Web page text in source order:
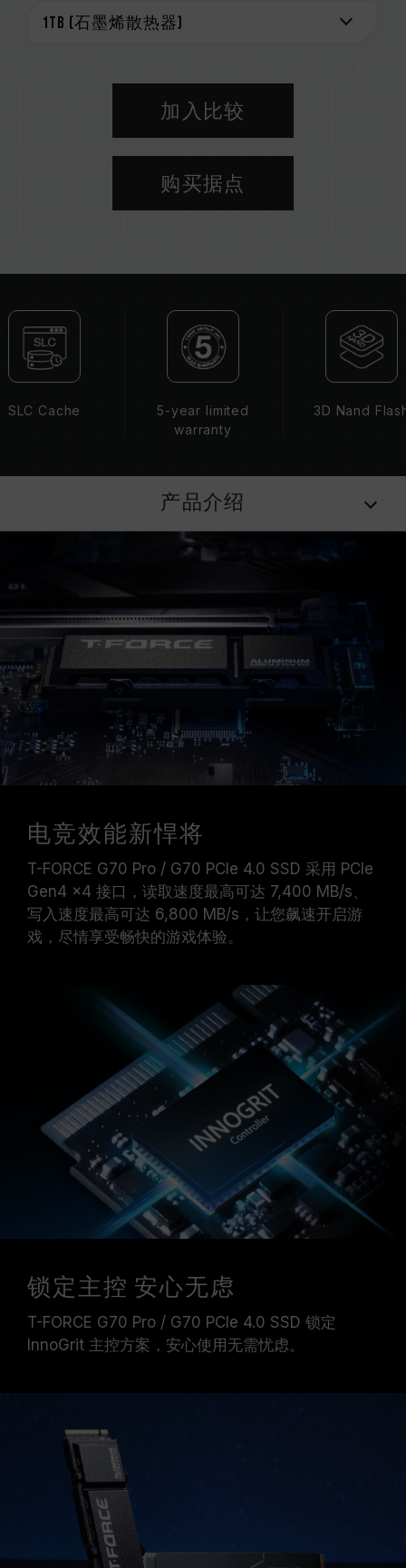
智慧健康监控大师
环保尖兵守护地球
台湾地区发明专利 (证书号 : I703921)
中国新型专利 (证书号 : CN 211019739 U)
S.M.A.R.T. 专利软件
加入比较
购买据点
SLC Cache
5-year limited
warranty
3D Nand
产品介绍
电竞效能新悍将
T-FORCE G70 Pro / G70 PCIe 4.0 SSD 采用 PCIe
Gen4 x4 接口，读取速度最高可达 7,400 MB/s、
写入速度最高可达 6,800 MB/s，让您飙速开启游
戏，尽情享受畅快的游戏体验。
锁定主控 安心无虑
T-FORCE G70 Pro / G70 PCIe 4.0 SSD 锁定
InnoGrit 主控方案，安心使用无需忧虑。